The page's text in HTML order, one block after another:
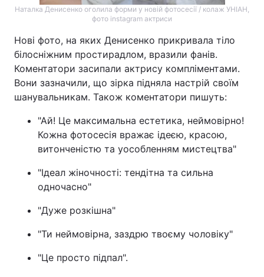
Наталка Денисенко оголила форми у новій фотосесії / колаж УНІАН,
фото instagram актриси
Нові фото, на яких Денисенко прикривала тіло
білосніжним простирадлом, вразили фанів.
Коментатори засипали актрису компліментами.
Вони зазначили, що зірка підняла настрій своїм
шанувальникам. Також коментатори пишуть:
"Ай! Це максимальна естетика, неймовірно!
Кожна фотосесія вражає ідеєю, красою,
витонченістю та уособленням мистецтва"
"Ідеал жіночності: тендітна та сильна
одночасно"
"Дуже розкішна"
"Ти неймовірна, заздрю твоєму чоловіку"
"Це просто підпал".